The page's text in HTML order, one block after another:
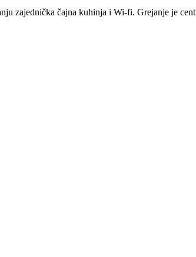
zajednička čajna kuhinja i Wi-fi. Grejanje je